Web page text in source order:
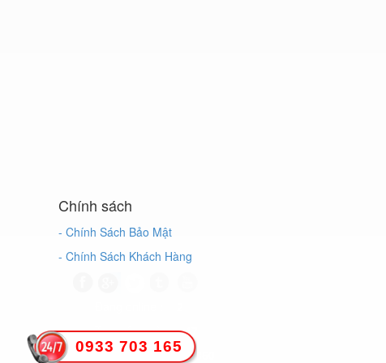
Chính sách
- Chính Sách Bảo Mật
- Chính Sách Khách Hàng
Truy cập ngày: 47
Truy cập tháng: 1860
0933 703 165